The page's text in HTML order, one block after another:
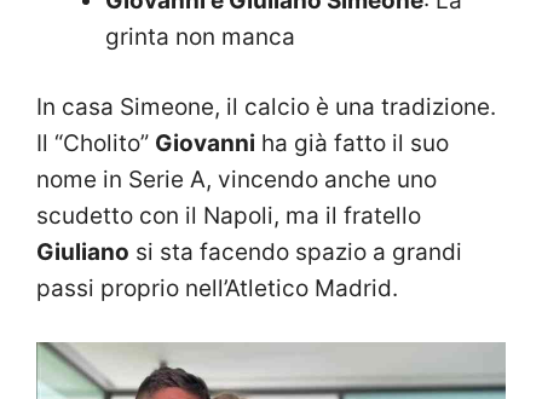
grinta non manca
In casa Simeone, il calcio è una tradizione.
Il “Cholito” Giovanni ha già fatto il suo
nome in Serie A, vincendo anche uno
scudetto con il Napoli, ma il fratello
Giuliano si sta facendo spazio a grandi
passi proprio nell’Atletico Madrid.